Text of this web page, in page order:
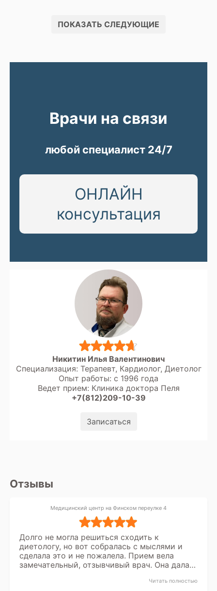
ПОКАЗАТЬ СЛЕДУЮЩИЕ
ОНЛАЙН
консультация
любой специалист 24/7
Врачи на связи
Никитин Илья Валентинович
Специализация: Терапевт, Кардиолог, Диетолог
Опыт работы: с 1996 года
Ведет прием: Клиника доктора Пеля
+7(812)209-10-39
Записаться
Отзывы
Медицинский центр на Финском переулке 4
Долго не могла решиться сходить к
диетологу, но вот собралась с мыслями и
сделала это и не пожалела. Прием вела
замечательный, отзывчивый врач. Она дала
Ответила на мои вопросы. И сейчас вЧитать полностью